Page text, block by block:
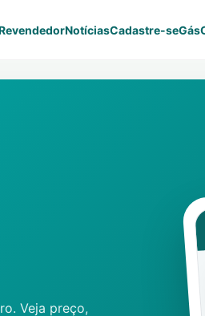
NotíciasCadastre-seGás
Veja preço,